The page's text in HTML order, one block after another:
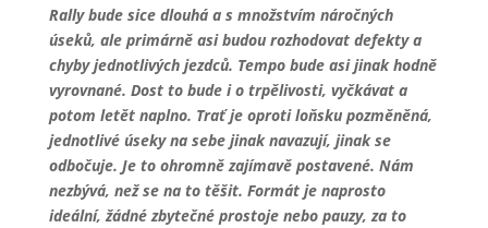
Rally bude sice dlouhá a s množstvím náročných
úseků, ale primárně asi budou rozhodovat defekty a
chyby jednotlivých jezdců. Tempo bude asi jinak hodně
vyrovnané. Dost to bude i o trpělivosti, vyčkávat a
potom letět naplno. Trať je oproti loňsku pozměněná,
jednotlivé úseky na sebe jinak navazují, jinak se
odbočuje. Je to ohromně zajímavě postavené. Nám
nezbývá, než se na to těšit. Formát je naprosto
ideální, žádné zbytečné prostoje nebo pauzy, za to